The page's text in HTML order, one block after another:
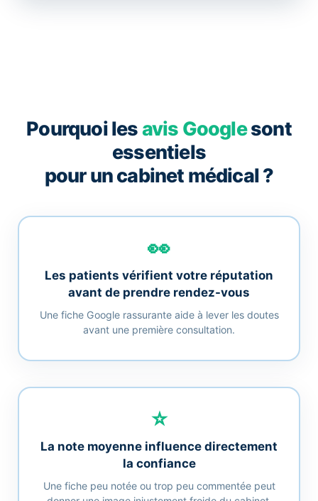
Pourquoi lesavis Googlesont
essentiels
pour un cabinet médical ?
👀
Les patients vérifient votre réputation
avant de prendre rendez-vous
Une fiche Google rassurante aide à lever les doutes
avant une première consultation.
⭐
La note moyenne influence directement
la confiance
Une fiche peu notée ou trop peu commentée peut